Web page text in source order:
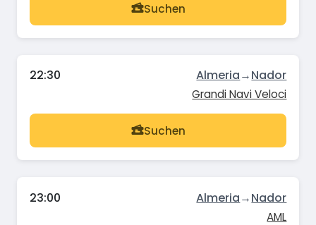
Suchen
22:30 Almeria→Nador
Grandi Navi Veloci
Suchen
23:00 Almeria→Nador
AML